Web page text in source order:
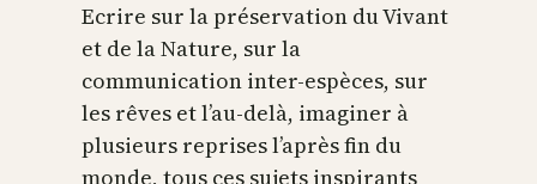
Ecrire sur la préservation du Vivant
et de la Nature, sur la
communication inter-espèces, sur
les rêves et l’au-delà, imaginer à
plusieurs reprises l’après fin du
monde, tous ces sujets inspirants